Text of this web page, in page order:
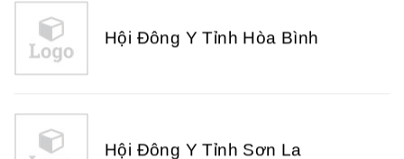
Hội Đông Y Tỉnh Hòa Bình
Hội Đông Y Tỉnh Sơn La